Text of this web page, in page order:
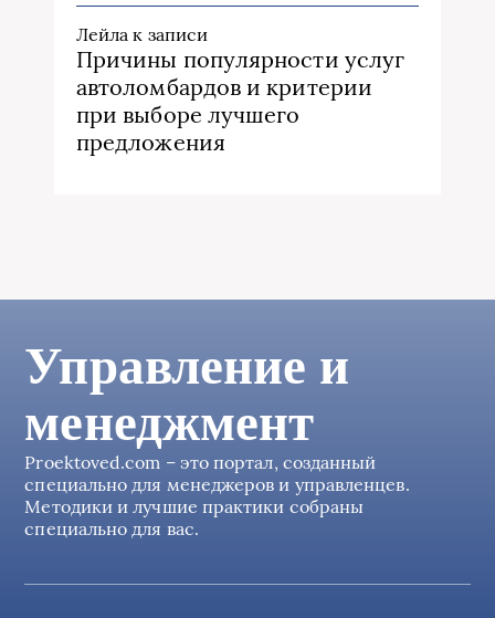
Лейла к записи
Причины популярности услуг
автоломбардов и критерии
при выборе лучшего
предложения
Управление и
менеджмент
Proektoved.com – это портал, созданный
специально для менеджеров и управленцев.
Методики и лучшие практики собраны
специально для вас.